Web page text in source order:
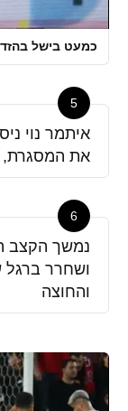
כמעט בישל
5
איתמר נוי
את המסגרת,
6
נמשך הקצב
ושחרר
והחוצה